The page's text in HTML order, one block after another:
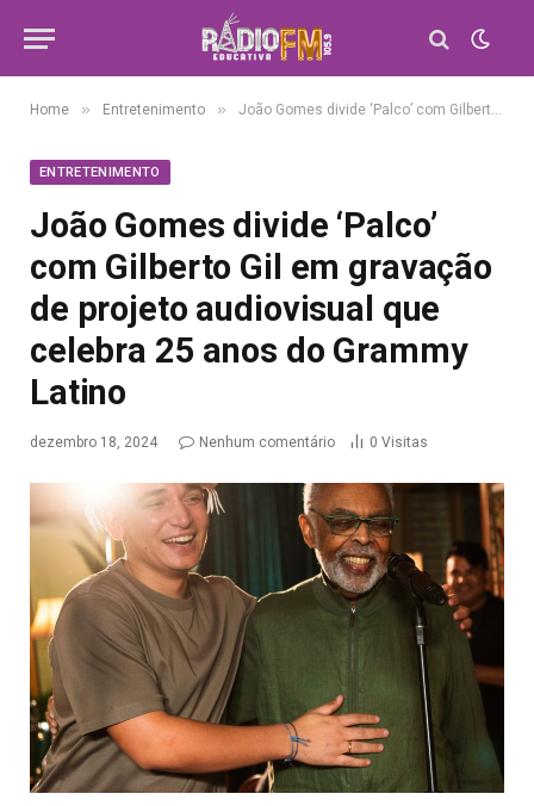
Home » Entretenimento » João Gomes divide ‘Palco’ com Gilberto Gil em gravação de projeto audiovisual que celebra 25 anos do Grammy Latino
ENTRETENIMENTO
João Gomes divide ‘Palco’
com Gilberto Gil em gravação
de projeto audiovisual que
celebra 25 anos do Grammy
Latino
dezembro 18, 2024 Nenhum comentário 0 Visitas